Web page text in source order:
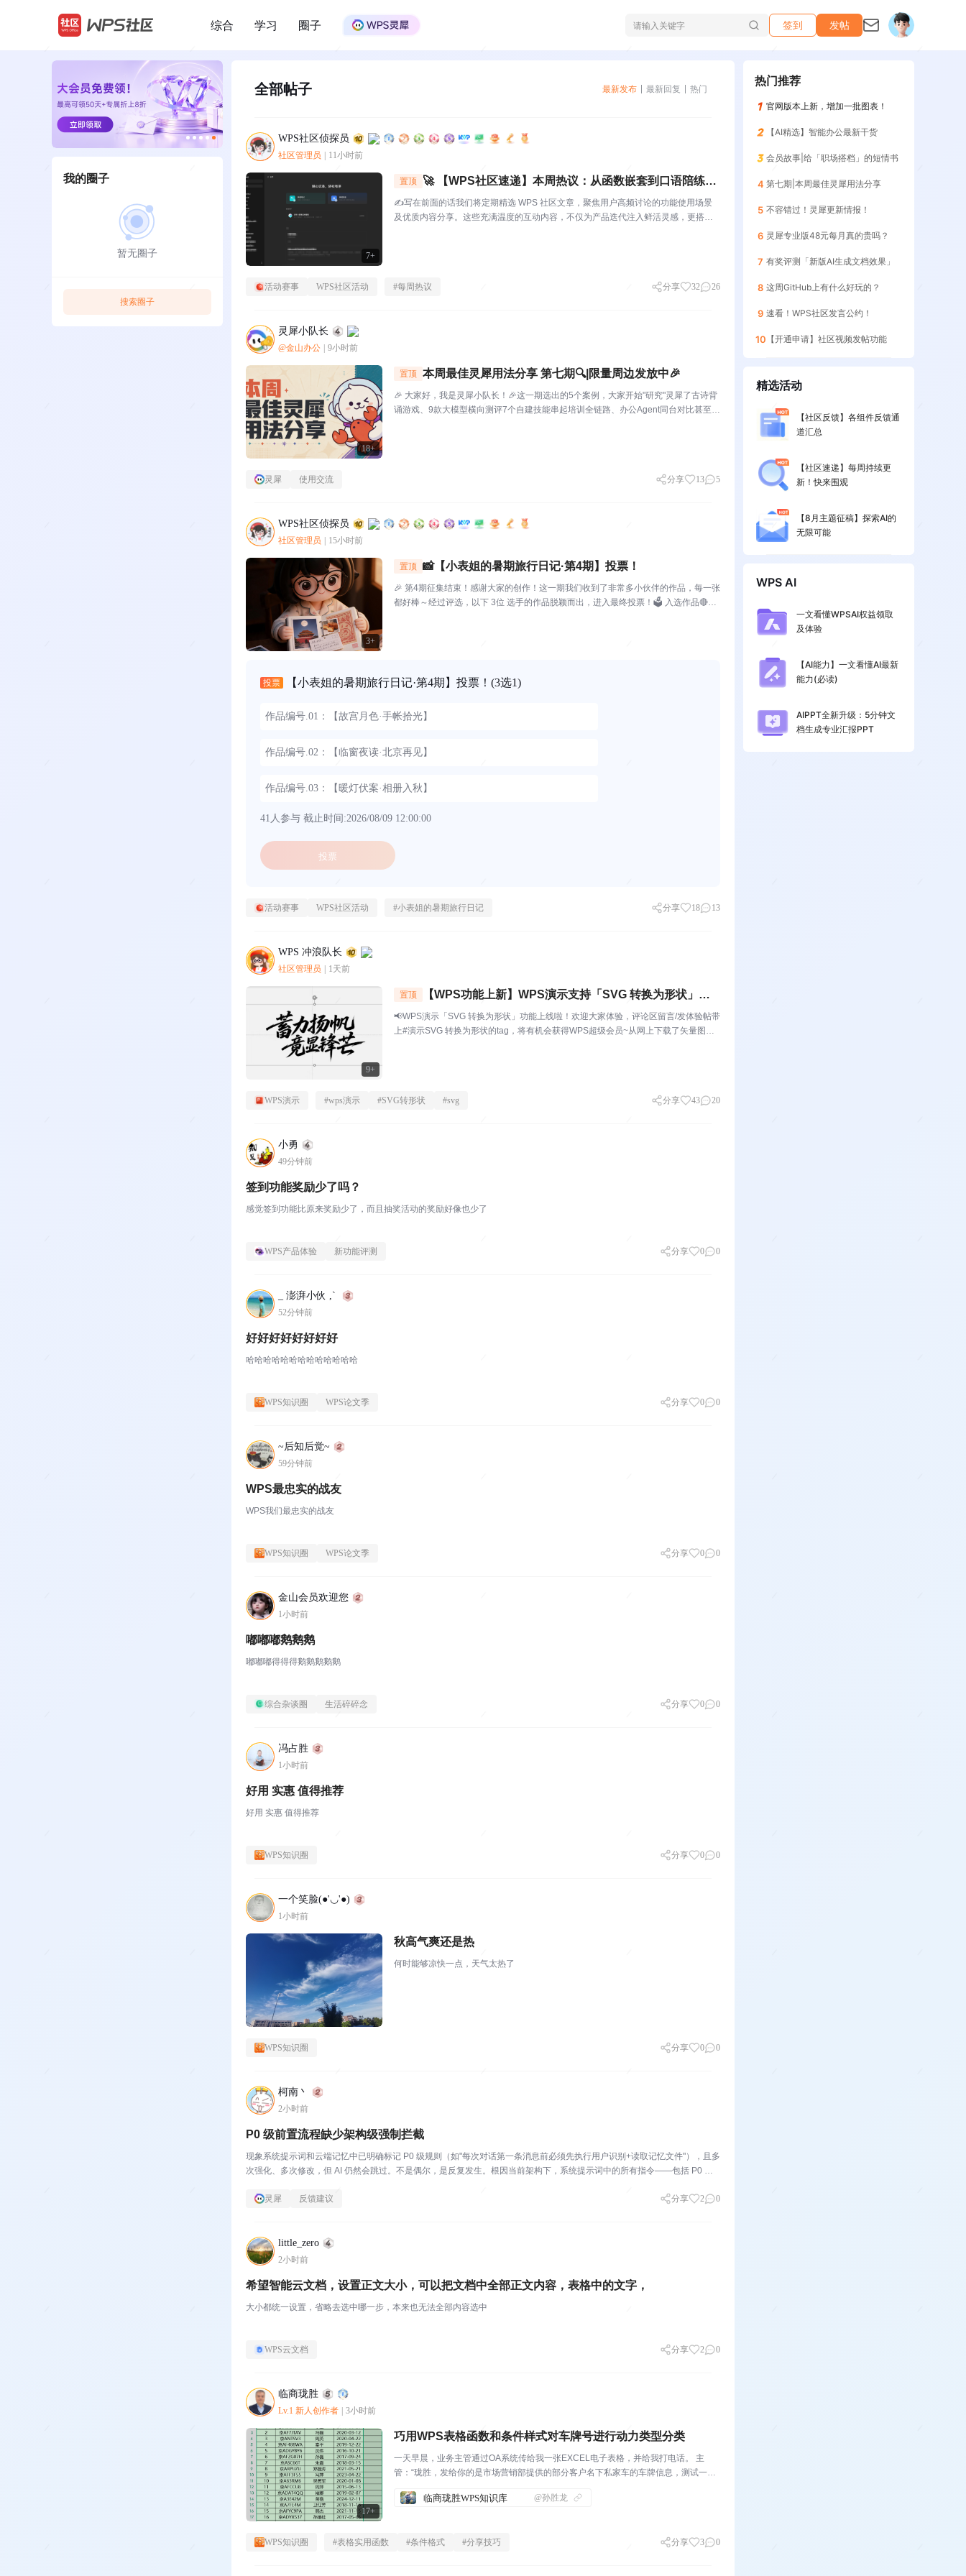
/
综合 学习 圈子 签到 发帖
我的圈子
暂无圈子
搜索圈子
全部帖子 最新发布 最新回复 热门
WPS社区侦探员
社区管理员 11小时前
7+
置顶
🚀 【WPS社区速递】本周热议：从函数嵌套到口语陪练，
这期社区创作者太会了！
✍️写在前面的话我们将定期精选 WPS 社区文章，聚焦用户高频讨论的功能使用场景
及优质内容分享。这些充满温度的互动内容，不仅为产品迭代注入鲜活灵感，更搭建
活动赛事 WPS社区活动 #每周热议 分享 32 26
灵犀小队长
@金山办公 9小时前
18+
置顶 本周最佳灵犀用法分享 第七期🔍|限量周边发放中🎉
🎉 大家好，我是灵犀小队长！🎉这一期选出的5个案例，大家开始"研究"灵犀了古诗背
诵游戏、9款大模型横向测评7个自建技能串起培训全链路、办公Agent同台对比甚至灵
灵犀 使用交流 分享 13 5
WPS社区侦探员
社区管理员 15小时前
3+
置顶 📸【小表姐的暑期旅行日记·第4期】投票！
🎉 第4期征集结束！感谢大家的创作！这一期我们收到了非常多小伙伴的作品，每一张
都好棒～经过评选，以下 3位 选手的作品脱颖而出，进入最终投票！🗳️ 入选作品🔴作
投票 【小表姐的暑期旅行日记·第4期】投票！ (3选1)
作品编号.01：【故宫月色·手帐拾光】
作品编号.02：【临窗夜读·北京再见】
作品编号.03：【暖灯伏案·相册入秋】
41人参与 截止时间:2026/08/09 12:00:00
投票
活动赛事 WPS社区活动 #小表姐的暑期旅行日记 分享 18 13
WPS 冲浪队长
社区管理员 1天前
9+
置顶
【WPS功能上新】WPS演示支持「SVG 转换为形状」啦!
让每一张矢量素材，都可随心编辑
📢WPS演示「SVG 转换为形状」功能上线啦！欢迎大家体验，评论区留言/发体验帖带
上#演示SVG 转换为形状的tag，将有机会获得WPS超级会员~从网上下载了矢量图
WPS演示 #wps演示 #SVG转形状 #svg 分享 43 20
小勇
49分钟前
签到功能奖励少了吗？
感觉签到功能比原来奖励少了，而且抽奖活动的奖励好像也少了
WPS产品体验 新功能评测 分享 0 0
_ 澎湃小伙 ,`
52分钟前
好好好好好好好好
哈哈哈哈哈哈哈哈哈哈哈哈哈
WPS知识圈 WPS论文季 分享 0 0
~后知后觉~
59分钟前
WPS最忠实的战友
WPS我们最忠实的战友
WPS知识圈 WPS论文季 分享 0 0
金山会员欢迎您
1小时前
嘟嘟嘟鹅鹅鹅
嘟嘟嘟得得得鹅鹅鹅鹅鹅
综合杂谈圈 生活碎碎念 分享 0 0
冯占胜
1小时前
好用 实惠 值得推荐
好用 实惠 值得推荐
WPS知识圈 分享 0 0
一个笑脸(●'◡'●)
1小时前
秋高气爽还是热
何时能够凉快一点，天气太热了
WPS知识圈 分享 0 0
柯南丶
2小时前
P0 级前置流程缺少架构级强制拦截
现象系统提示词和云端记忆中已明确标记 P0 级规则（如"每次对话第一条消息前必须先执行用户识别+读取记忆文件"），且多
次强化、多次修改，但 AI 仍然会跳过。不是偶尔，是反复发生。根因当前架构下，系统提示词中的所有指令——包括 P0 级
灵犀
反馈建议 分享 2 0
little_zero
2小时前
希望智能云文档，设置正文大小，可以把文档中全部正文内容，表格中的文字，
大小都统一设置，省略去选中哪一步，本来也无法全部内容选中
WPS云文档 分享 2 0
临商珑胜
Lv.1 新人创作者 3小时前
17+
巧用WPS表格函数和条件样式对车牌号进行动力类型分类
一天早晨，业务主管通过OA系统传给我一张EXCEL电子表格，并给我打电话。 主
管：“珑胜，发给你的是市场营销部提供的部分客户名下私家车的车牌信息，测试一
力的参考依据。”我：“这...
临商珑胜WPS知识库 @孙胜龙
WPS知识圈 #表格实用函数 #条件格式 #分享技巧 分享 3 0
热门推荐
官网版本上新，增加一批图表！
【AI精选】智能办公最新干货
会员故事|给「职场搭档」的短情书
4 第七期|本周最佳灵犀用法分享
5 不容错过！灵犀更新情报！
6 灵犀专业版48元每月真的贵吗？
7 有奖评测「新版AI生成文档效果」
8 这周GitHub上有什么好玩的？
9 速看！WPS社区发言公约！
10 【开通申请】社区视频发帖功能
精选活动
【社区反馈】各组件反馈通
道汇总
【社区速递】每周持续更
新！快来围观
【8月主题征稿】探索AI的
无限可能
WPS AI
一文看懂WPSAI权益领取
及体验
【AI能力】一文看懂AI最新
能力(必读)
AIPPT全新升级：5分钟文
档生成专业汇报PPT